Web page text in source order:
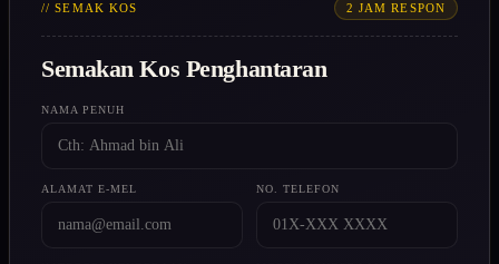
// SEMAK KOS 2 JAM RESPON
Semakan Kos Penghantaran
NAMA PENUH
ALAMAT E-MEL NO. TELEFON